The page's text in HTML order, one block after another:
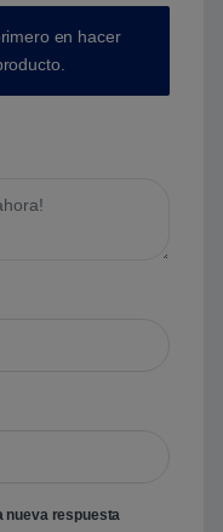
en hacer
nueva respuesta